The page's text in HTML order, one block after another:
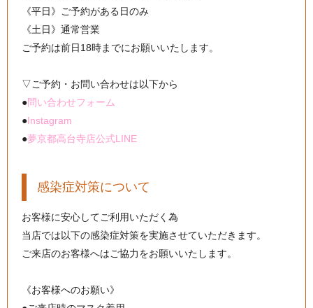
《平日》ご予約がある日のみ
《土日》通常営業
ご予約は前日18時までにお願いいたします。
▽ご予約・お問い合わせは以下から
●問い合わせフォーム
●Instagram
●夢京都高台寺店公式LINE
感染症対策について
お客様に安心してご利用いただく為
当店では以下の感染症対策を実施させていただきます。
ご来店のお客様へはご協力をお願いいたします。
《お客様へのお願い》